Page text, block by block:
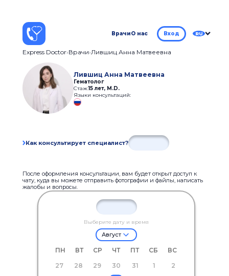
ВрачиО нас Вход RU
Express Doctor Врачи Лившиц Анна Матвеевна
Лившиц Анна Матвеевна
Гематолог
Стаж:15 лет, M.D.
Языки консультаций:
Как консультирует специалист?
После оформления консультации, вам будет открыт доступ к
чату, куда вы можете отправить фотографии и файлы, написать
жалобы и вопросы.
Выберите дату и время
Август
ПН ВТ СР ЧТ ПТ СБ
ВС
27
28 29 30 31 1
2